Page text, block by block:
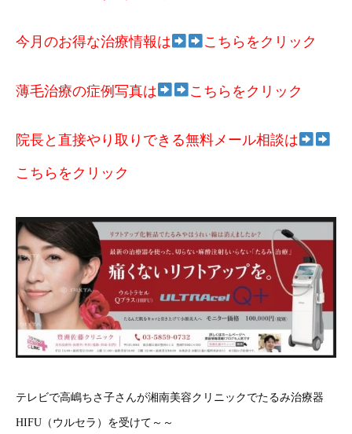
今月のお得な治療情報は こちらをクリック
薄毛治療の症例写真は こちらをクリック
院長と直接やり取りできる無料メール相談は
こちらをクリック
テレビで高嶋ちさ子さんが湘南美容クリニックでたるみ治療器
HIFU（ウルセラ）を受けて～～